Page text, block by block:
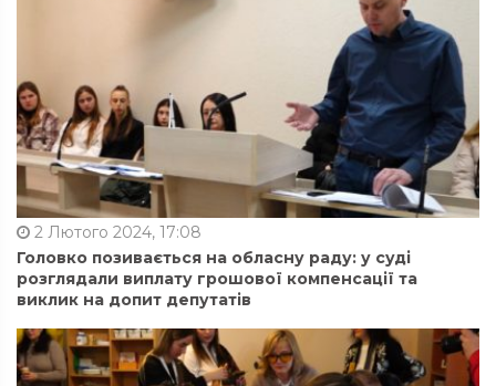
2 Лютого 2024, 17:08
Головко позивається на обласну раду: у суді
розглядали виплату грошової компенсації та
виклик на допит депутатів